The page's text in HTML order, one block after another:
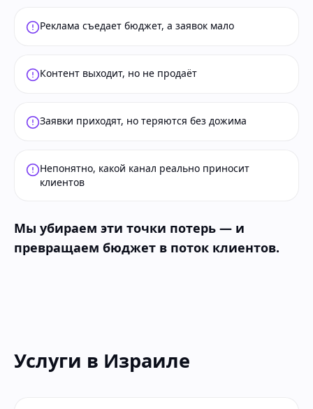
Реклама съедает бюджет, а заявок мало
Контент выходит, но не продаёт
Заявки приходят, но теряются без дожима
Непонятно, какой канал реально приносит
клиентов
Мы убираем эти точки потерь — и
превращаем бюджет в поток клиентов.
Услуги в Израиле